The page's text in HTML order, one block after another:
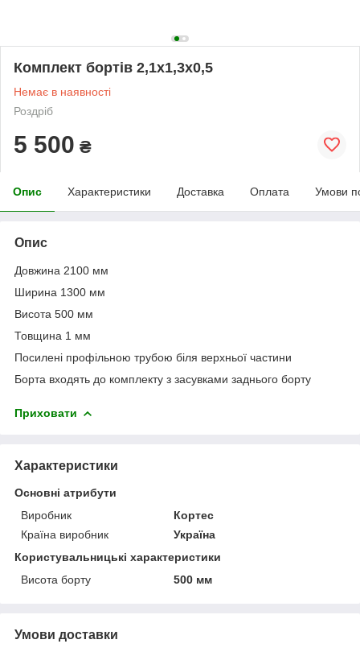
Комплект бортів 2,1х1,3х0,5
Немає в наявності
Роздріб
5 500 ₴
Опис Характеристики Доставка Оплата Умови
Опис
Довжина 2100 мм
Ширина 1300 мм
Висота 500 мм
Товщина 1 мм
Посилені профільною трубою біля верхньої частини
Борта входять до комплекту з засувками заднього борту
Приховати
Характеристики
Основні атрибути
Виробник
Кортес
Країна виробник
Україна
Користувальницькі характеристики
Висота борту
500 мм
Умови доставки